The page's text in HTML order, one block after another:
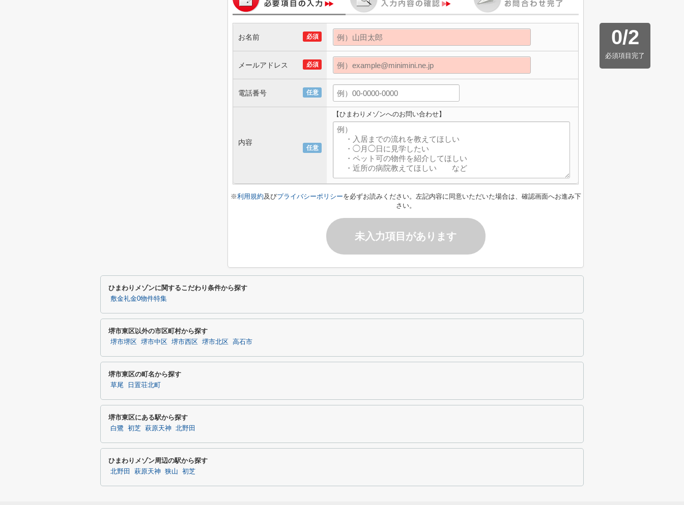
0/2
必須項目完了
必須
お名前
必須
メールアドレス
任意
電話番号
任意
内容
【ひまわりメゾンへのお問い合わせ】
※利用規約及びプライバシーポリシーを必ずお読みください。左記内容に同意いただいた場合は、確認画面へお進み下
さい。
未入力項目があります
ひまわりメゾンに関するこだわり条件から探す
敷金礼金0物件特集
堺市東区以外の市区町村から探す
堺市堺区 堺市中区 堺市西区 堺市北区 高石市
堺市東区の町名から探す
草尾 日置荘北町
堺市東区にある駅から探す
白鷺 初芝 萩原天神 北野田
ひまわりメゾン周辺の駅から探す
北野田 萩原天神 狭山 初芝